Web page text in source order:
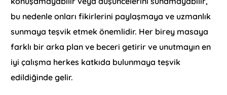
bu nedenle onları fikirlerini paylaşmaya ve uzmanlık
sunmaya teşvik etmek önemlidir. Her birey masaya
farklı bir arka plan ve beceri getirir ve unutmayın en
iyi çalışma herkes katkıda bulunmaya teşvik
edildiğinde gelir.